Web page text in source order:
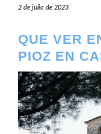
2 de julio de 2023
QUE VER
PIOZ EN